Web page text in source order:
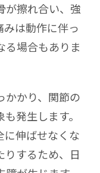
が擦れ合い、強
は動作に伴っ
る場合もありま
かかり、関節の
発生します。
に伸ばせなくな
りするため、日